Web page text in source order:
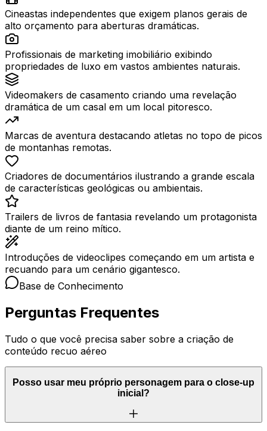
Cineastas independentes que exigem planos gerais de
alto orçamento para aberturas dramáticas.
Profissionais de marketing imobiliário exibindo
propriedades de luxo em vastos ambientes naturais.
Videomakers de casamento criando uma revelação
dramática de um casal em um local pitoresco.
Marcas de aventura destacando atletas no topo de picos
de montanhas remotas.
Criadores de documentários ilustrando a grande escala
de características geológicas ou ambientais.
Trailers de livros de fantasia revelando um protagonista
diante de um reino mítico.
Introduções de videoclipes começando em um artista e
recuando para um cenário gigantesco.
Base de Conhecimento
Perguntas Frequentes
Tudo o que você precisa saber sobre a criação de
conteúdo recuo aéreo
Posso usar meu próprio personagem para o close-up
inicial?